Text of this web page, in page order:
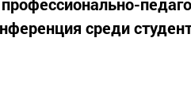
среди